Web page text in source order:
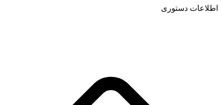
اطلاعات دستوری